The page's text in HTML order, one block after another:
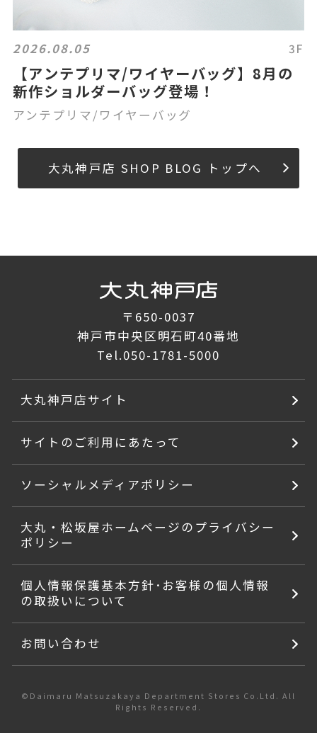
2026.08.05 3F
【アンテプリマ/ワイヤーバッグ】8月の
新作ショルダーバッグ登場！
アンテプリマ/ワイヤーバッグ
大丸神戸店 SHOP BLOG トップへ
〒650-0037
神戸市中央区明石町40番地
Tel.050-1781-5000
大丸神戸店サイト
サイトのご利用にあたって
ソーシャルメディアポリシー
大丸・松坂屋ホームページのプライバシー
ポリシー
個人情報保護基本方針･お客様の個人情報
の取扱いについて
お問い合わせ
©Daimaru Matsuzakaya Department Stores Co.Ltd. All
Rights Reserved.